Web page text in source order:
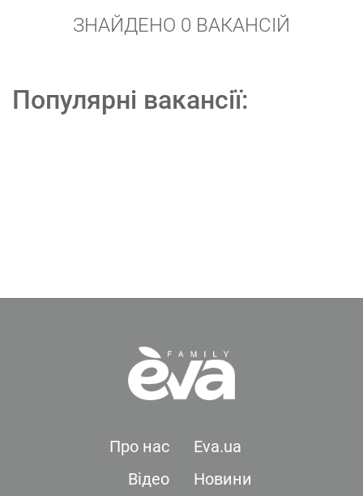
ЗНАЙДЕНО 0 ВАКАНСІЙ
Популярні вакансії:
Про нас
Eva.ua
Відео
Новини